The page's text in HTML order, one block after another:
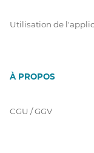
Utilisation de
À PROPOS
CGU / GGV